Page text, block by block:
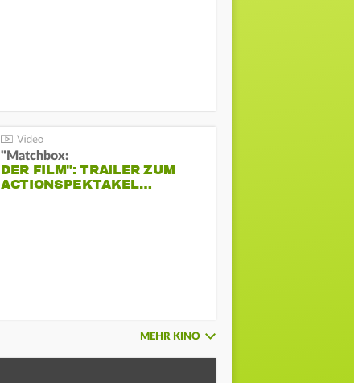
"Matchbox:
DER FILM": TRAILER ZUM
ACTIONSPEKTAKEL…
MEHR KINO